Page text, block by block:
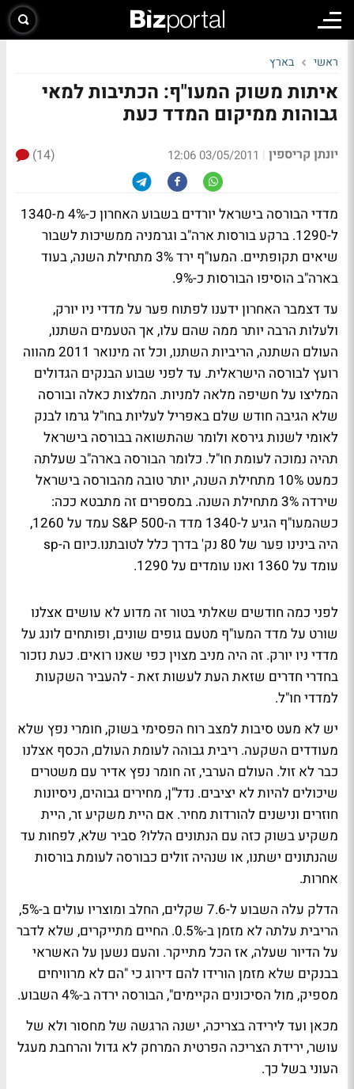
ראשי בארץ
איתות משוק המעו"ף: הכתיבות למאי
גבוהות ממיקום המדד כעת
יונתן קריספין |
03/05/2011 12:06
(14)
מדדי הבורסה בישראל יורדים בשבוע האחרון כ-4% מ-1340
ל-1290. ברקע בורסות ארה"ב וגרמניה ממשיכות לשבור
שיאים תקופתיים. המעו"ף ירד 3% מתחילת השנה, בעוד
בארה"ב הוסיפו הבורסות כ-9%.
עד דצמבר האחרון ידענו לפתוח פער על מדדי ניו יורק,
ולעלות הרבה יותר ממה שהם עלו, אך הטעמים השתנו,
העולם השתנה, הריביות השתנו, וכל זה מינואר 2011 מהווה
רועץ לבורסה הישראלית. עד לפני שבוע הבנקים הגדולים
המליצו על חשיפה מלאה למניות. המלצות כאלה ובורסה
שלא הגיבה חודש שלם באפריל לעליות בחו"ל גרמו לבנק
לאומי לשנות גירסא ולומר שהתשואה בבורסה בישראל
תהיה נמוכה לעומת חו"ל. כלומר הבורסה בארה"ב שעלתה
כמעט 10% מתחילת השנה, יותר טובה מהבורסה בישראל
שירדה 3% מתחילת השנה. במספרים זה מתבטא ככה:
כשהמעו"ף הגיע ל-1340 מדד ה-S&P 500 עמד על 1260,
היה בינינו פער של 80 נק' בדרך כלל לטובתנו.כיום ה-sp
עומד על 1360 ואנו עומדים על 1290.
לפני כמה חודשים שאלתי בטור זה מדוע לא עושים אצלנו
שורט על מדד המעו"ף מטעם גופים שונים, ופותחים לונג על
מדדי ניו יורק. זה היה מניב מצוין כפי שאנו רואים. כעת נזכור
בחדרי חדרים שזאת העת לעשות זאת - להעביר השקעות
למדדי חו"ל.
יש לא מעט סיבות למצב רוח הפסימי בשוק, חומרי נפץ שלא
מעודדים השקעה. ריבית גבוהה לעומת העולם, הכסף אצלנו
כבר לא זול. העולם הערבי, זה חומר נפץ אדיר עם משטרים
שיכולים להיות לא יציבים. נדל"ן, מחירים גבוהים, ניסיונות
חוזרים ונישנים להורדות מחיר. אם היית משקיע זר, היית
משקיע בשוק כזה עם הנתונים הללו? סביר שלא, לפחות עד
שהנתונים ישתנו, או שנהיה זולים כבורסה לעומת בורסות
אחרות.
הדלק עלה השבוע ל-7.6 שקלים, החלב ומוצריו עולים ב-5%,
הריבית עלתה לא מזמן ב-0.5%. החיים מתייקרים, שלא לדבר
על הדיור שעלה, אז הכל מתייקר. והעם נשען על האשראי
בבנקים שלא מזמן הורידו להם דירוג כי "הם לא מרוויחים
מספיק, מול הסיכונים הקיימים", הבורסה ירדה ב-4% השבוע.
מכאן ועד לירידה בצריכה, ישנה הרגשה של מחסור ולא של
עושר, ירידת הצריכה הפרטית המרחק לא גדול והרחבת מעגל
העוני בשל כך.